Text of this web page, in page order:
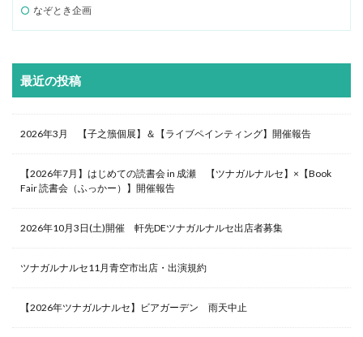
なぞとき企画
最近の投稿
2026年3月 【子之籏個展】＆【ライブペインティング】開催報告
【2026年7月】はじめての読書会 in 成瀬 【ツナガルナルセ】×【Book
Fair 読書会（ふっかー）】開催報告
2026年10月3日(土)開催 軒先DEツナガルナルセ出店者募集
ツナガルナルセ11月青空市出店・出演規約
【2026年ツナガルナルセ】ビアガーデン 雨天中止